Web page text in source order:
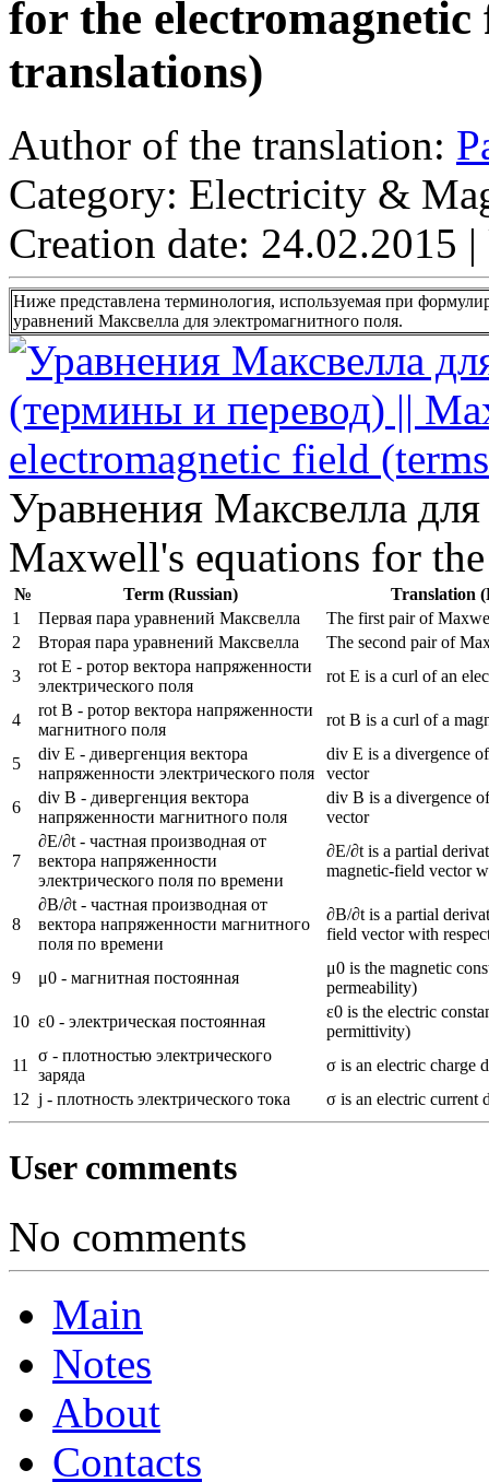
for the
translations)
Author of the translation:
Category: Electricity &
Creation date: 24.02.2015 |
Ниже представлена терминология, используемая при
уравнений Максвелла для электромагнитного поля.
Уравнения Максвелла
Maxwell's equations for
№ Term (Russian)
Translation
1
Первая пара уравнений Максвелла
The first pair of
2
Вторая пара уравнений Максвелла
The second pair of
3
rot E - ротор вектора напряженности
электрического поля
rot E is a curl of an
4
rot B - ротор вектора напряженности
магнитного поля
rot B is a curl of a
5
div E - дивергенция вектора
напряженности электрического поля
div E is a divergence
vector
6
div B - дивергенция вектора
напряженности магнитного поля
div B is a divergence
vector
7
∂E/∂t - частная производная от
вектора напряженности
электрического поля по времени
∂E/∂t is a partial
magnetic-field vector
8
∂B/∂t - частная производная от
вектора напряженности магнитного
поля по времени
∂B/∂t is a partial
field vector with
9 μ0 - магнитная постоянная
μ0 is the magnetic
permeability)
10 ε0 - электрическая постоянная
ε0 is the electric
permittivity)
11
σ - плотностью электрического
заряда
σ is an electric charge
12 j - плотность электрического тока σ is an electric current
User comments
No comments
Main
Notes
About
Contacts